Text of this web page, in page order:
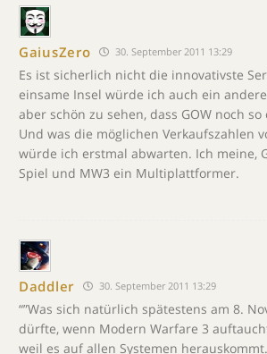
GaiusZero 30. September 2011 13:29
Es ist sicherlich nicht die innovativste
einsame Insel würde ich auch ein
aber schön zu sehen, dass GOW noch
Und was die möglichen Verkaufszahlen
würde ich erstmal abwarten. Ich meine,
Spiel und MW3 ein Multiplattformer.
Daddler 30. September 2011 13:29
“”Was sich natürlich spätestens am 8.
dürfte, wenn Modern Warfare 3
weil es auf allen Systemen